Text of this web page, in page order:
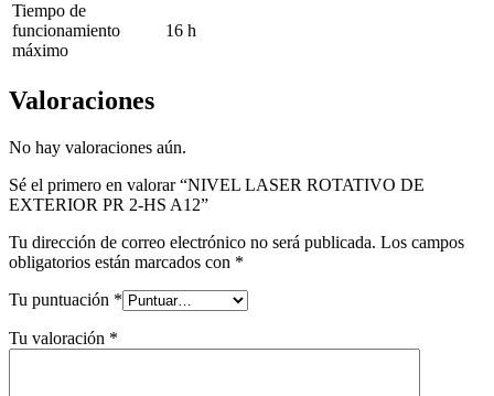
Tiempo de
funcionamiento
máximo
16 h
Valoraciones
No hay valoraciones aún.
Sé el primero en valorar “NIVEL LASER ROTATIVO DE
EXTERIOR PR 2-HS A12”
Tu dirección de correo electrónico no será publicada. Los campos
obligatorios están marcados con *
Tu puntuación *
Tu valoración *